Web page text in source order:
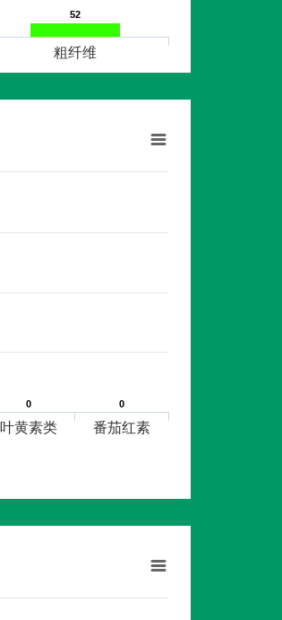
52
52
粗纤维
0
0 0
0
叶黄素类 番茄红素